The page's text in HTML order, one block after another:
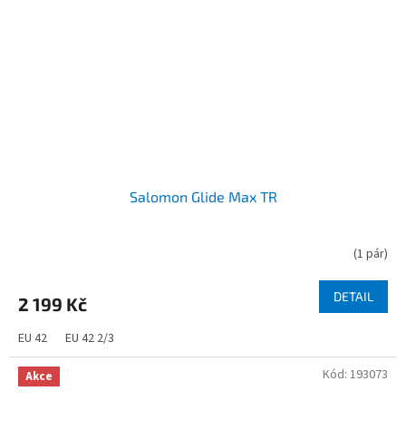
Salomon Glide Max TR
(1 pár)
2 199 Kč DETAIL
EU 42 EU 42 2/3
Akce Kód: 193073